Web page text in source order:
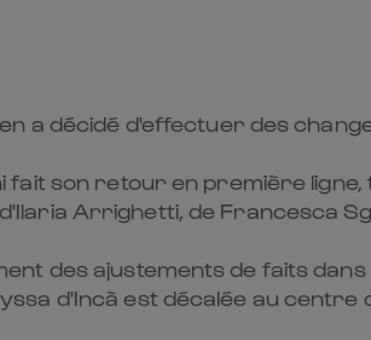
a décidé d'effectuer des
fait son retour en première
Arrighetti, de Francesca
des ajustements de faits
d'Incà est décalée au centre